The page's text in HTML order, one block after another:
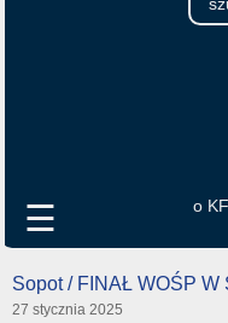
o
☰
Sopot / FINAŁ WOŚP W
27 stycznia 2025